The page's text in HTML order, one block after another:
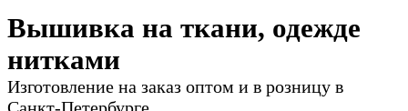
Вышивка на ткани, одежде
нитками
Изготовление на заказ оптом и в розницу в